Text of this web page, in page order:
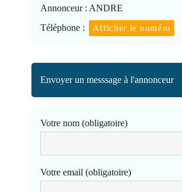
Annonceur : ANDRE
Téléphone :
Afficher le numéro
Envoyer un messsage à l'annonceur
Votre nom (obligatoire)
Votre email (obligatoire)